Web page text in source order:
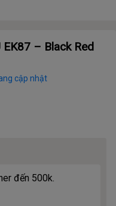
EK87 – Black Red
cập nhật
đến 500k.